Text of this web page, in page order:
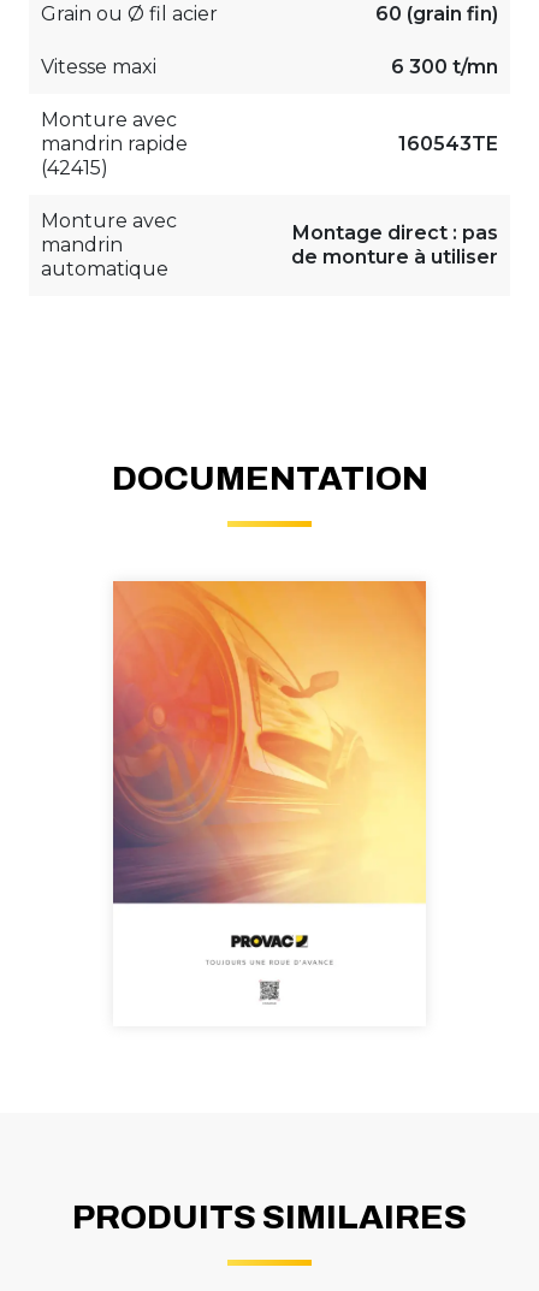
Grain ou Ø fil acier 60 (grain fin)
Vitesse maxi 6 300 t/mn
Monture avec
mandrin rapide
(42415)
160543TE
Monture avec
mandrin
automatique
Montage direct : pas
de monture à utiliser
DOCUMENTATION
PRODUITS SIMILAIRES